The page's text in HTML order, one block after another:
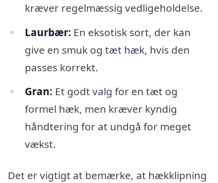
kræver regelmæssig vedligeholdelse.
Laurbær: En eksotisk sort, der kan
give en smuk og tæt hæk, hvis den
passes korrekt.
Gran: Et godt valg for en tæt og
formel hæk, men kræver kyndig
håndtering for at undgå for meget
vækst.
Det er vigtigt at bemærke, at hækklipning